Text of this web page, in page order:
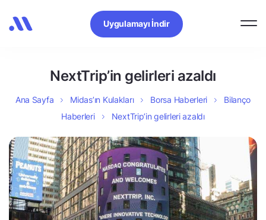
Uygulamayı İndir
NextTrip’in gelirleri azaldı
Ana Sayfa Midas’ın Kulakları Borsa Haberleri
Bilanço
Haberleri
NextTrip’in gelirleri azaldı